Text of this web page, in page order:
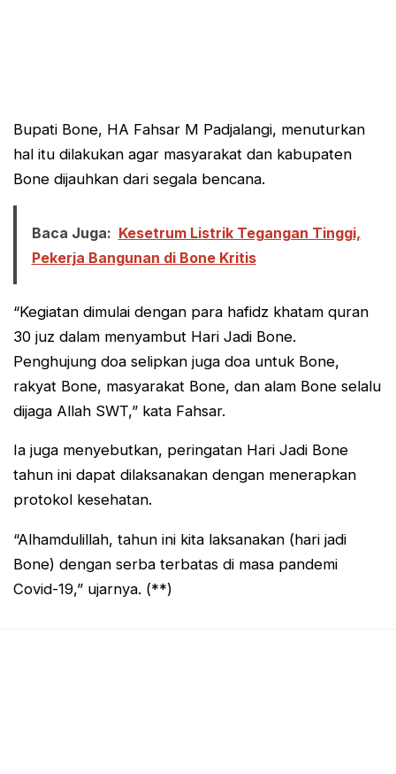
Bupati Bone, HA Fahsar M Padjalangi, menuturkan
hal itu dilakukan agar masyarakat dan kabupaten
Bone dijauhkan dari segala bencana.
Baca Juga: Kesetrum Listrik Tegangan Tinggi,
Pekerja Bangunan di Bone Kritis
“Kegiatan dimulai dengan para hafidz khatam quran
30 juz dalam menyambut Hari Jadi Bone.
Penghujung doa selipkan juga doa untuk Bone,
rakyat Bone, masyarakat Bone, dan alam Bone selalu
dijaga Allah SWT,” kata Fahsar.
Ia juga menyebutkan, peringatan Hari Jadi Bone
tahun ini dapat dilaksanakan dengan menerapkan
protokol kesehatan.
“Alhamdulillah, tahun ini kita laksanakan (hari jadi
Bone) dengan serba terbatas di masa pandemi
Covid-19,” ujarnya. (**)